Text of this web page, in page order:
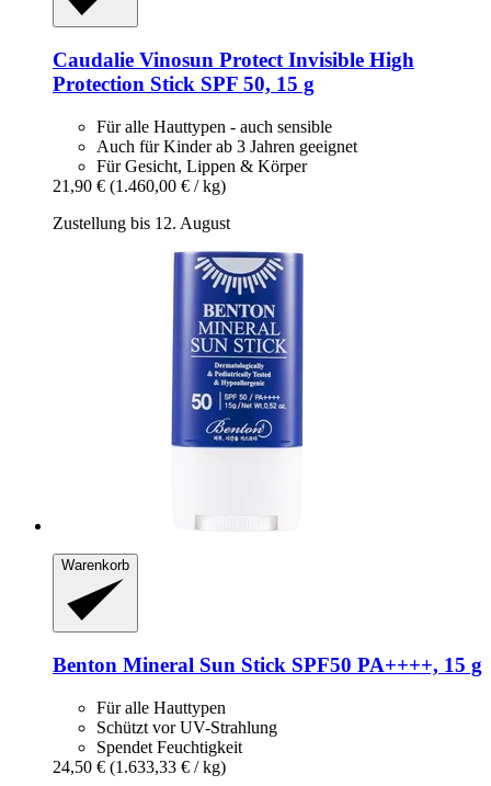
Caudalie Vinosun Protect Invisible High
Protection Stick SPF 50, 15 g
Für alle Hauttypen - auch sensible
Auch für Kinder ab 3 Jahren geeignet
Für Gesicht, Lippen & Körper
21,90 € (1.460,00 € / kg)
Zustellung bis 12. August
Warenkorb
Benton Mineral Sun Stick SPF50 PA++++, 15 g
Für alle Hauttypen
Schützt vor UV-Strahlung
Spendet Feuchtigkeit
24,50 € (1.633,33 € / kg)